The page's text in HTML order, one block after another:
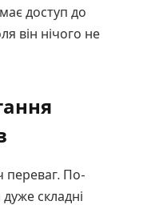
доступ до
він нічого не
переваг. По-
складні